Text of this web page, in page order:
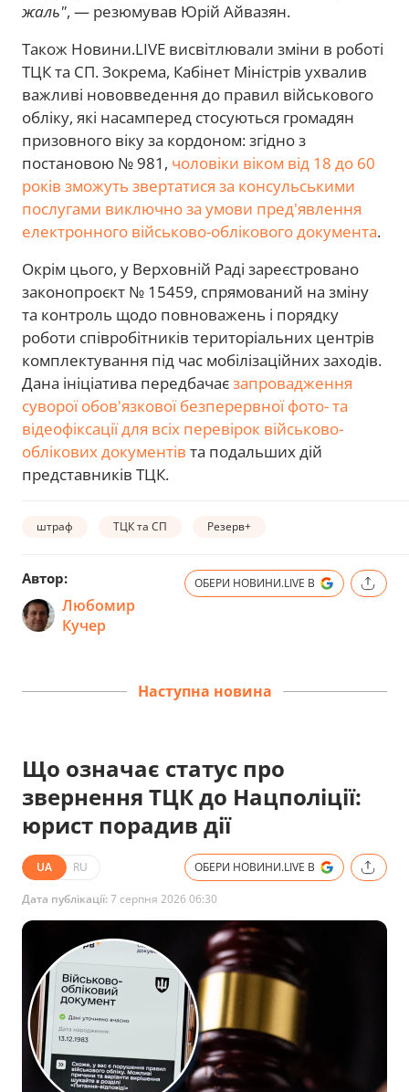
жаль", — резюмував Юрій Айвазян.
Також Новини.LIVE висвітлювали зміни в роботі
ТЦК та СП. Зокрема, Кабінет Міністрів ухвалив
важливі нововведення до правил військового
обліку, які насамперед стосуються громадян
призовного віку за кордоном: згідно з
постановою № 981, чоловіки віком від 18 до 60
років зможуть звертатися за консульськими
послугами виключно за умови пред'явлення
електронного військово-облікового документа.
Окрім цього, у Верховній Раді зареєстровано
законопроєкт № 15459, спрямований на зміну
та контроль щодо повноважень і порядку
роботи співробітників територіальних центрів
комплектування під час мобілізаційних заходів.
Дана ініціатива передбачаєзапровадження
суворої обов'язкової безперервної фото- та
відеофіксації для всіх перевірок військово-
облікових документів та подальших дій
представників ТЦК.
штраф ТЦК та СП Резерв+
Автор:
Любомир
Кучер
ОБЕРИ НОВИНИ.LIVE В
Наступна новина
Що означає статус про
звернення ТЦК до Нацполіції:
юрист порадив дії
UA RU ОБЕРИ НОВИНИ.LIVE В
Дата публікації:7 серпня 2026 06:30